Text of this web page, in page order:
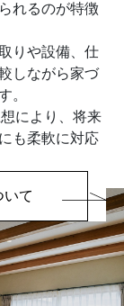
れるのが特徴
りや設備、仕
しながら家づ
。
により、将来
も柔軟に対応
いて